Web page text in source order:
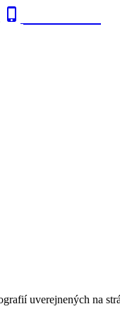

uverejnených na